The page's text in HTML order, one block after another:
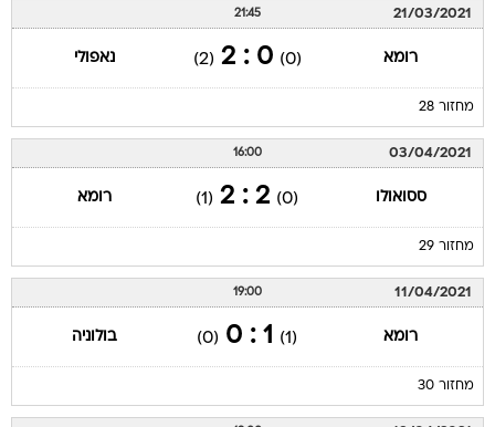
21/03/2021
21:45
רומא (0)
0 : 2
(2) נאפולי
מחזור 28
03/04/2021
16:00
ססואולו (0)
2 : 2
(1) רומא
מחזור 29
11/04/2021
19:00
רומא (1)
1 : 0
(0) בולוניה
מחזור 30